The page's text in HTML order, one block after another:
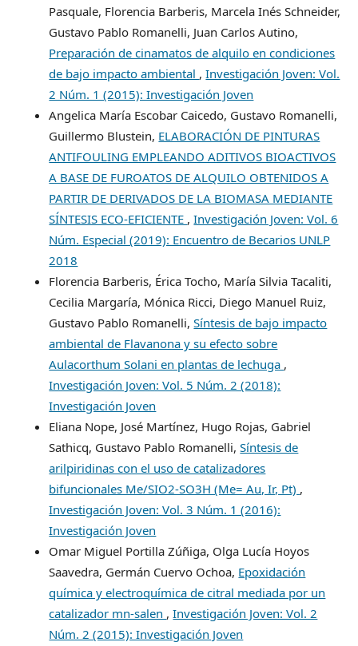
Pasquale, Florencia Barberis, Marcela Inés Schneider,
Gustavo Pablo Romanelli, Juan Carlos Autino,
Preparación de cinamatos de alquilo en condiciones
de bajo impacto ambiental ,Investigación Joven: Vol.
2 Núm. 1 (2015): Investigación Joven
Angelica María Escobar Caicedo, Gustavo Romanelli,
Guillermo Blustein, ELABORACIÓN DE PINTURAS
ANTIFOULING EMPLEANDO ADITIVOS BIOACTIVOS
A BASE DE FUROATOS DE ALQUILO OBTENIDOS A
PARTIR DE DERIVADOS DE LA BIOMASA MEDIANTE
SÍNTESIS ECO-EFICIENTE ,Investigación Joven: Vol. 6
Núm. Especial (2019): Encuentro de Becarios UNLP
2018
Florencia Barberis, Érica Tocho, María Silvia Tacaliti,
Cecilia Margaría, Mónica Ricci, Diego Manuel Ruiz,
Gustavo Pablo Romanelli,Síntesis de bajo impacto
ambiental de Flavanona y su efecto sobre
Aulacorthum Solani en plantas de lechuga ,
Investigación Joven: Vol. 5 Núm. 2 (2018):
Investigación Joven
Eliana Nope, José Martínez, Hugo Rojas, Gabriel
Sathicq, Gustavo Pablo Romanelli,Síntesis de
arilpiridinas con el uso de catalizadores
bifuncionales Me/SIO2-SO3H (Me= Au, Ir, Pt) ,
Investigación Joven: Vol. 3 Núm. 1 (2016):
Investigación Joven
Omar Miguel Portilla Zúñiga, Olga Lucía Hoyos
Saavedra, Germán Cuervo Ochoa, Epoxidación
química y electroquímica de citral mediada por un
catalizador mn-salen ,Investigación Joven: Vol. 2
Núm. 2 (2015): Investigación Joven